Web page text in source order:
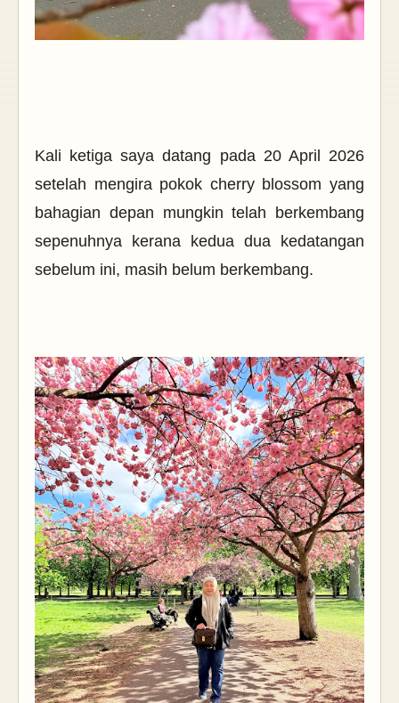
Kali ketiga saya datang pada 20 April 2026
setelah mengira pokok cherry blossom yang
bahagian depan mungkin telah berkembang
sepenuhnya kerana kedua dua kedatangan
sebelum ini, masih belum berkembang.